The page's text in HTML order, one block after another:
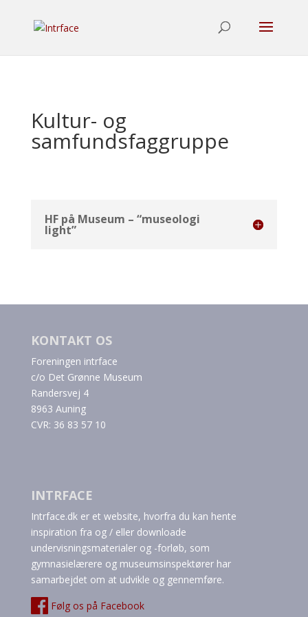
Kultur- og
samfundsfaggruppe
HF på Museum – “museologi
light”
KONTAKT OS
Foreningen intrface
c/o Det Grønne Museum
Randersvej 4
8963 Auning
CVR: 36 83 57 10
INTRFACE
Intrface.dk er et website, hvorfra du kan hente
inspiration fra og / eller downloade
undervisningsmaterialer og -forløb, som
gymnasielærere og museumsinspektører har
samarbejdet om at udvikle og gennemføre.
Følg os på Facebook